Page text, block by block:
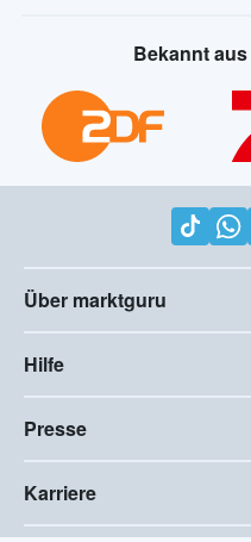
Bekannt
Über marktguru
Hilfe
Presse
Karriere